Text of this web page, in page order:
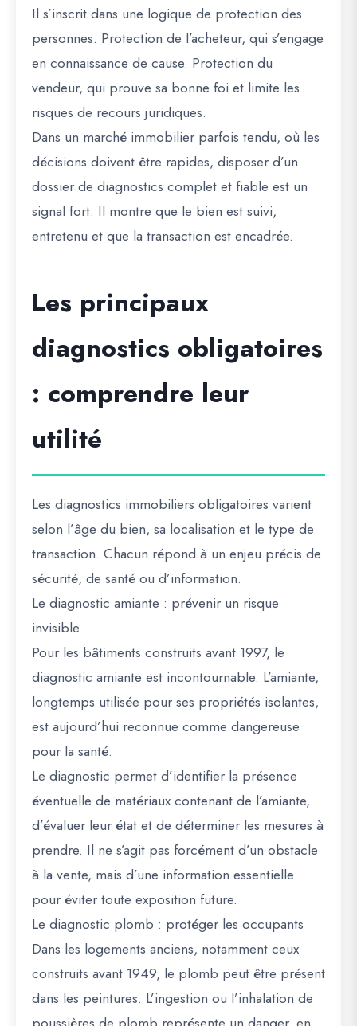
Il s’inscrit dans une logique de protection des
personnes. Protection de l’acheteur, qui s’engage
en connaissance de cause. Protection du
vendeur, qui prouve sa bonne foi et limite les
risques de recours juridiques.
Dans un marché immobilier parfois tendu, où les
décisions doivent être rapides, disposer d’un
dossier de diagnostics complet et fiable est un
signal fort. Il montre que le bien est suivi,
entretenu et que la transaction est encadrée.
Les principaux
diagnostics obligatoires
: comprendre leur
utilité
Les diagnostics immobiliers obligatoires varient
selon l’âge du bien, sa localisation et le type de
transaction. Chacun répond à un enjeu précis de
sécurité, de santé ou d’information.
Le diagnostic amiante : prévenir un risque
invisible
Pour les bâtiments construits avant 1997, le
diagnostic amiante est incontournable. L’amiante,
longtemps utilisée pour ses propriétés isolantes,
est aujourd’hui reconnue comme dangereuse
pour la santé.
Le diagnostic permet d’identifier la présence
éventuelle de matériaux contenant de l’amiante,
d’évaluer leur état et de déterminer les mesures à
prendre. Il ne s’agit pas forcément d’un obstacle
à la vente, mais d’une information essentielle
pour éviter toute exposition future.
Le diagnostic plomb : protéger les occupants
Dans les logements anciens, notamment ceux
construits avant 1949, le plomb peut être présent
dans les peintures. L’ingestion ou l’inhalation de